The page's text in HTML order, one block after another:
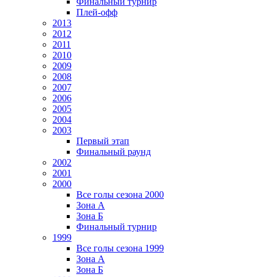
Плей-офф
2013
2012
2011
2010
2009
2008
2007
2006
2005
2004
2003
Первый этап
Финальный раунд
2002
2001
2000
Все голы сезона 2000
Зона А
Зона Б
Финальный турнир
1999
Все голы сезона 1999
Зона А
Зона Б